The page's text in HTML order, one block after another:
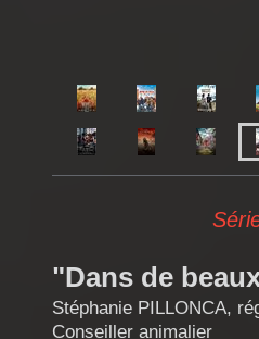
"Dans de
Stéphanie PILLONCA,
Conseiller animalier